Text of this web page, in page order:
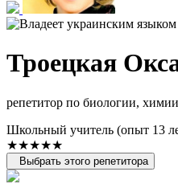
Троецкая
репетитор по биологии, химии
Школьный учитель (опыт 13
★★★★★
Выбрать этого репетитора